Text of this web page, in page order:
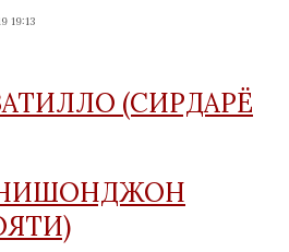
19:13
(СИРДАРЁ
НИШОНДЖОН